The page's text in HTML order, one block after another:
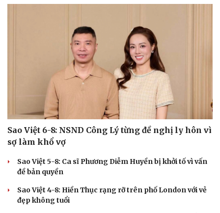
Sao Việt 6-8: NSND Công Lý từng đề nghị ly hôn vì
sợ làm khổ vợ
Sao Việt 5-8: Ca sĩ Phương Diễm Huyền bị khởi tố vì vấn
đề bản quyền
Sao Việt 4-8: Hiền Thục rạng rỡ trên phố London với vẻ
đẹp không tuổi